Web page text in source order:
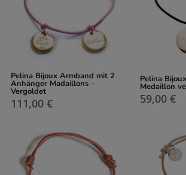
Pelina Bijoux Armband mit 2
Anhänger Madaillons –
Vergoldet
111,00 €
Pelina
Medaillon
59,00 €